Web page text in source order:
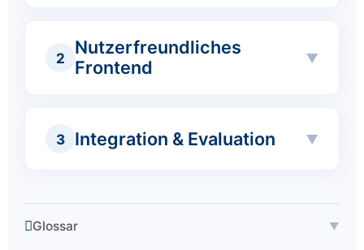
2
Nutzerfreundliches
Frontend
3 Integration & Evaluation
Glossar